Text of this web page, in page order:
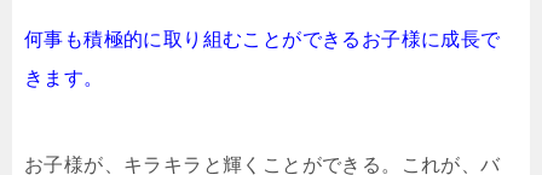
何事も積極的に取り組むことができるお子様に成長で
きます。
お子様が、キラキラと輝くことができる。これが、バ